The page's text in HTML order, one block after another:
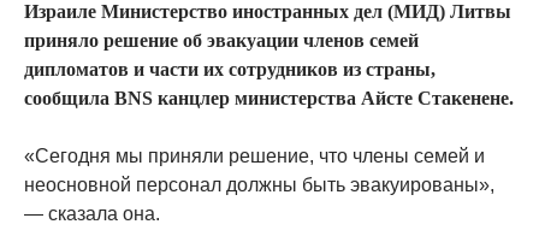
Израиле Министерство иностранных дел (МИД) Литвы
приняло решение об эвакуации членов семей
дипломатов и части их сотрудников из страны,
сообщила BNS канцлер министерства Айсте Стакенене.
«Сегодня мы приняли решение, что члены семей и
неосновной персонал должны быть эвакуированы»,
— сказала она.